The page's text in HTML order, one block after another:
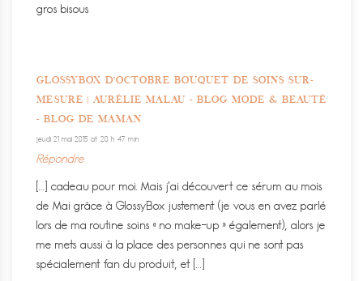
gros bisous
GLOSSYBOX D’OCTOBRE BOUQUET DE SOINS SUR-
MESURE | AURÉLIE MALAU - BLOG MODE & BEAUTÉ
- BLOG DE MAMAN
jeudi 21 mai 2015 at 20 h 47 min
Répondre
[…] cadeau pour moi. Mais j’ai découvert ce sérum au mois
de Mai grâce à GlossyBox justement (je vous en avez parlé
lors de ma routine soins « no make-up » également), alors je
me mets aussi à la place des personnes qui ne sont pas
spécialement fan du produit, et […]